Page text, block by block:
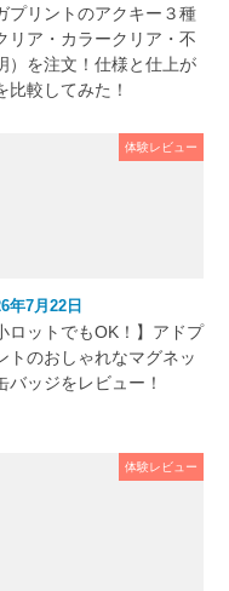
プリントのアクキー３種
リア・カラークリア・不
）を注文！仕様と仕上が
比較してみた！
体験レビュー
年7月22日
ロットでもOK！】アドプ
トのおしゃれなマグネッ
バッジをレビュー！
体験レビュー